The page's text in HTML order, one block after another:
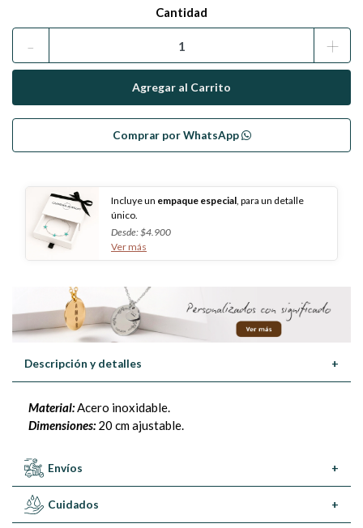
Cantidad
- +
Comprar por WhatsApp
Incluye un empaque especial , para un detalle
único.
Desde: $4.900
Ver más
Descripción y detalles +
Material:Acero inoxidable.
Dimensiones:20 cm ajustable.
Envíos +
Cuidados +